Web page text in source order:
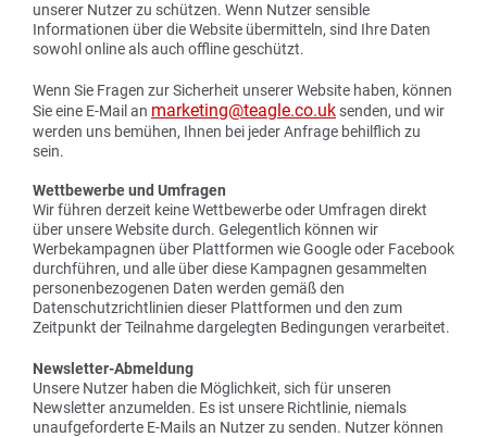
unserer Nutzer zu schützen. Wenn Nutzer sensible
Informationen über die Website übermitteln, sind Ihre Daten
sowohl online als auch offline geschützt.
Wenn Sie Fragen zur Sicherheit unserer Website haben, können
Sie eine E-Mail an marketing@teagle.co.uk senden, und wir
werden uns bemühen, Ihnen bei jeder Anfrage behilflich zu
sein.
Wettbewerbe und Umfragen
Wir führen derzeit keine Wettbewerbe oder Umfragen direkt
über unsere Website durch. Gelegentlich können wir
Werbekampagnen über Plattformen wie Google oder Facebook
durchführen, und alle über diese Kampagnen gesammelten
personenbezogenen Daten werden gemäß den
Datenschutzrichtlinien dieser Plattformen und den zum
Zeitpunkt der Teilnahme dargelegten Bedingungen verarbeitet.
Newsletter-Abmeldung
Unsere Nutzer haben die Möglichkeit, sich für unseren
Newsletter anzumelden. Es ist unsere Richtlinie, niemals
unaufgeforderte E-Mails an Nutzer zu senden. Nutzer können